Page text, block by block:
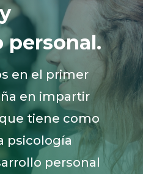
personal.
en el primer
en impartir
tiene como
psicología
personal